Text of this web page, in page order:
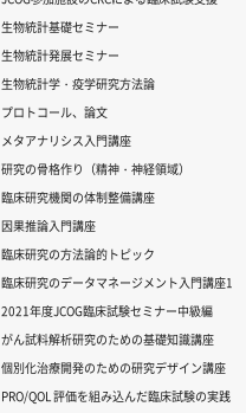
生物統計基礎セミナー
生物統計発展セミナー
生物統計学・疫学研究方法論
プロトコール、論文
メタアナリシス入門講座
研究の骨格作り（精神・神経領域）
臨床研究機関の体制整備講座
因果推論入門講座
臨床研究の方法論的トピック
臨床研究のデータマネージメント入門講座1
2021年度JCOG臨床試験セミナー中級編
がん試料解析研究のための基礎知識講座
個別化治療開発のための研究デザイン講座
PRO/QOL 評価を組み込んだ臨床試験の実践